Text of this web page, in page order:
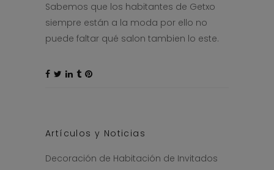
Sabemos que los habitantes de Getxo
siempre están a la moda por ello no
puede faltar qué salon tambien lo este.
Artículos y Noticias
Decoración de Habitación de Invitados